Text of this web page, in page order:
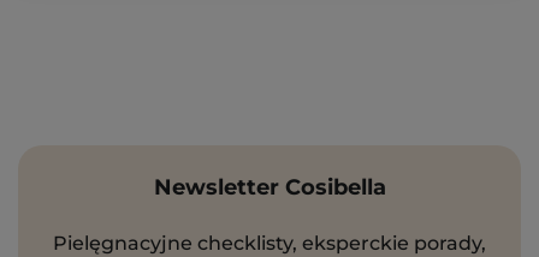
Newsletter Cosibella
Pielęgnacyjne checklisty, eksperckie porady,